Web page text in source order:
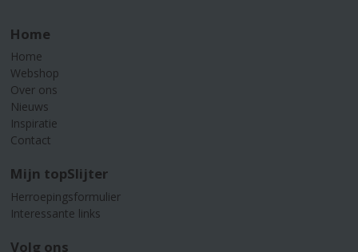
Home
Home
Webshop
Over ons
Nieuws
Inspiratie
Contact
Mijn topSlijter
Herroepingsformulier
Interessante links
Volg ons